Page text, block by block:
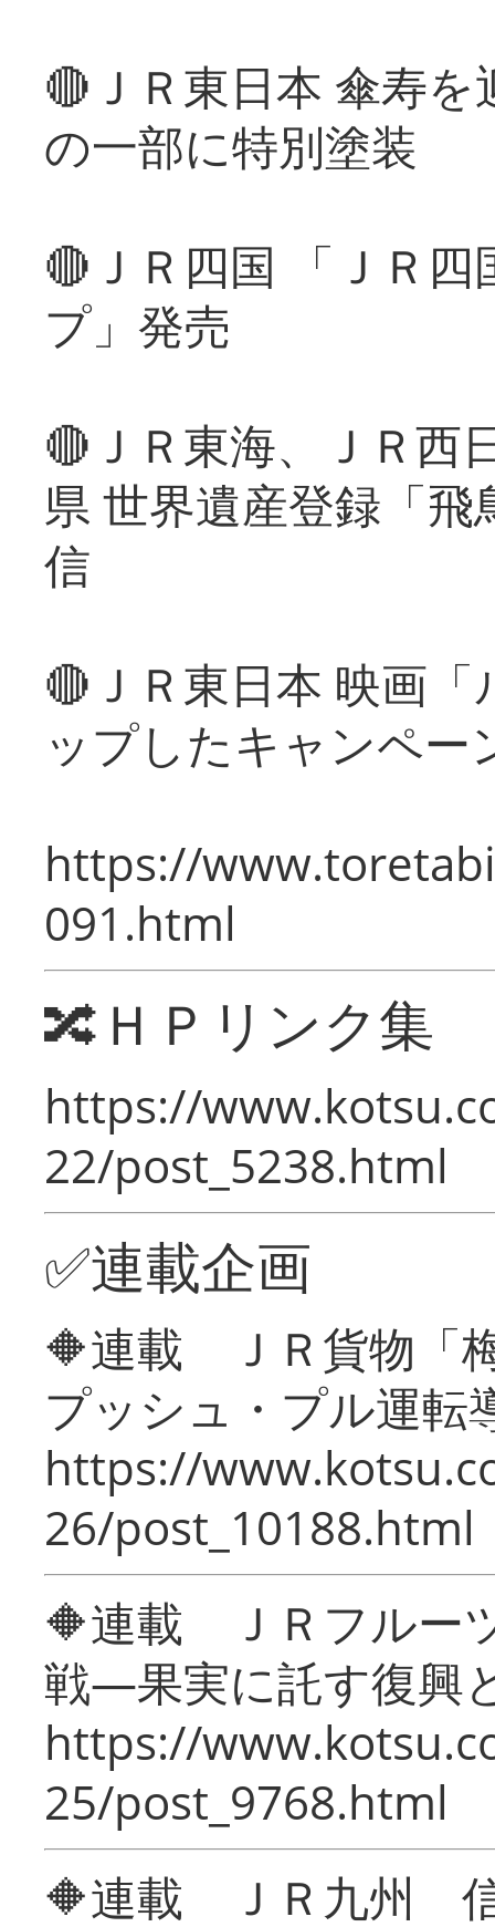
🔴ＪＲ東日本 傘寿
の一部に特別塗装
🔴ＪＲ四国 「ＪＲ
プ」発売
🔴ＪＲ東海、ＪＲ西
県 世界遺産登録「
信
🔴ＪＲ東日本 映画
ップしたキャンペー
https://
091.html
🔀ＨＰリンク集
https://
22/post_5238.html
✅連載企画
🔶連載 ＪＲ貨物「
プッシュ・プル運転
https://
26/post_10188.html
🔶連載 ＪＲフルー
戦―果実に託す復興
https://
25/post_9768.html
🔶連載 ＪＲ九州 信